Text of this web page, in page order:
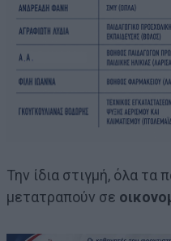
Την ίδια στιγμή, όλα τα
μετατραπούν σε